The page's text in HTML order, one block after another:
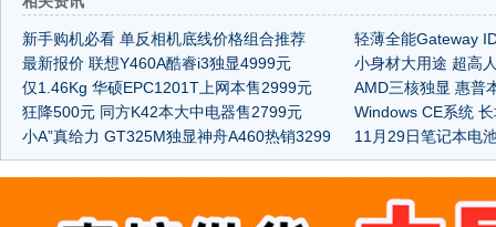
新手购机必看 单反相机底线价格组合推荐
轻薄全能Gateway
最新报价 联想Y460A酷睿i3独显4999元
小身材大用途 超高
仅1.46Kg 华硕EPC1201T上网本售2999元
AMD三核独显 惠普
狂降500元 同方K42本大中电器售2799元
Windows CE系统
小A”真给力 GT325M独显神舟A460热销3299
元起
11月29日笔记本电